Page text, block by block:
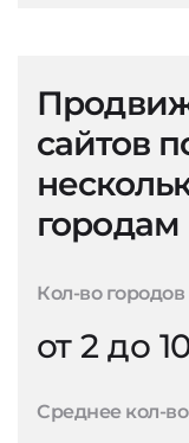
сайтов
городам
Кол-во городов
от 2 до
Среднее кол-